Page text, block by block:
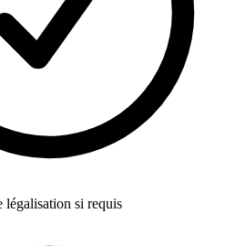
légalisation si requis